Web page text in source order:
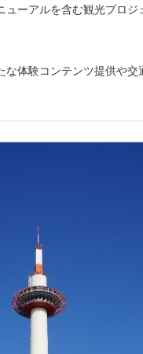
ューアルを含む観光プロ
な体験コンテンツ提供や